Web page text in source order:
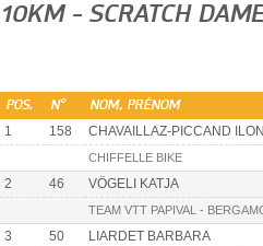
10KM - SCRATCH
POS. N° NOM, PRÉNOM
1 158 CHAVAILLAZ-PICCAND
CHIFFELLE BIKE
2 46 VÖGELI KATJA
TEAM VTT PAPIVAL -
3 50 LIARDET BARBARA